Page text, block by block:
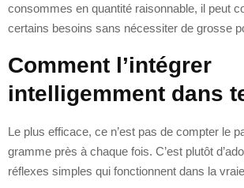
consommes en quantité raisonnable, il peut
certains besoins sans nécessiter de grosse
Comment l’intégrer
intelligemment dans
Le plus efficace, ce n’est pas de compter le
gramme près à chaque fois. C’est plutôt
réflexes simples qui fonctionnent dans la